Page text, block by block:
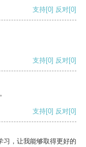
支持[0] 反对[0]
支持[0] 反对[0]
支持[0] 反对[0]
习，让我能够取得更好的